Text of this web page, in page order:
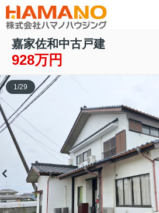
嘉家佐和中古戸建
928万円
1/29